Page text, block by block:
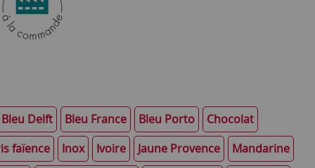
Bleu Delft Bleu France Bleu Porto
Chocolat
faïence
Inox Ivoire Jaune Provence
Mandarine